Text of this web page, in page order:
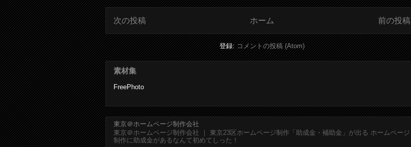
次の投稿 前の投稿
ホーム
登録:コメントの投稿 (Atom)
素材集
FreePhoto
東京＠ホームページ制作会社
東京＠ホームページ制作会社 ｜ 東京23区ホームページ制作「助成金・補助金」が出る ホームページ
制作に助成金があるなんて初めてしった！